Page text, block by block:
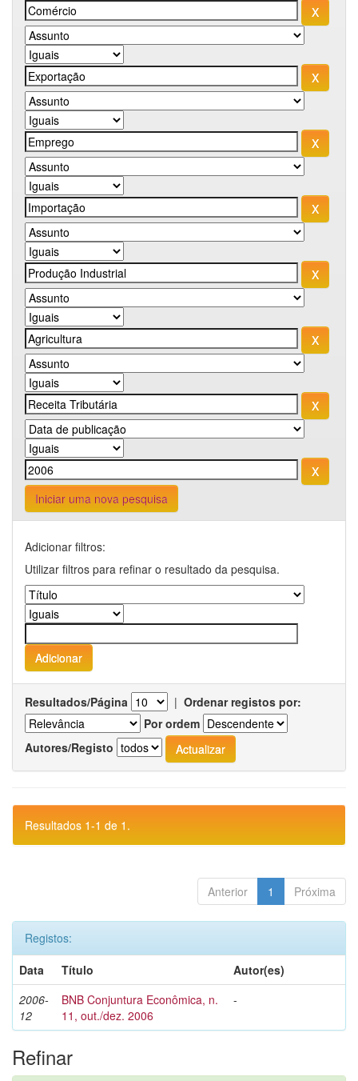
Iniciar uma nova pesquisa
Adicionar filtros:
Utilizar filtros para refinar o resultado da pesquisa.
Resultados/Página | Ordenar registos por:
Por ordem
Autores/Registo
Resultados 1-1 de 1.
Anterior 1 Próxima
Registos:
Data
Título
Autor(es)
2006-
12
BNB Conjuntura Econômica, n.
11, out./dez. 2006
-
Refinar